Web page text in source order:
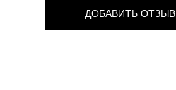
ДОБАВИТЬ ОТЗЫВ